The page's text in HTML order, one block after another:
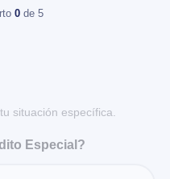
0 de 5
situación específica.
Especial?